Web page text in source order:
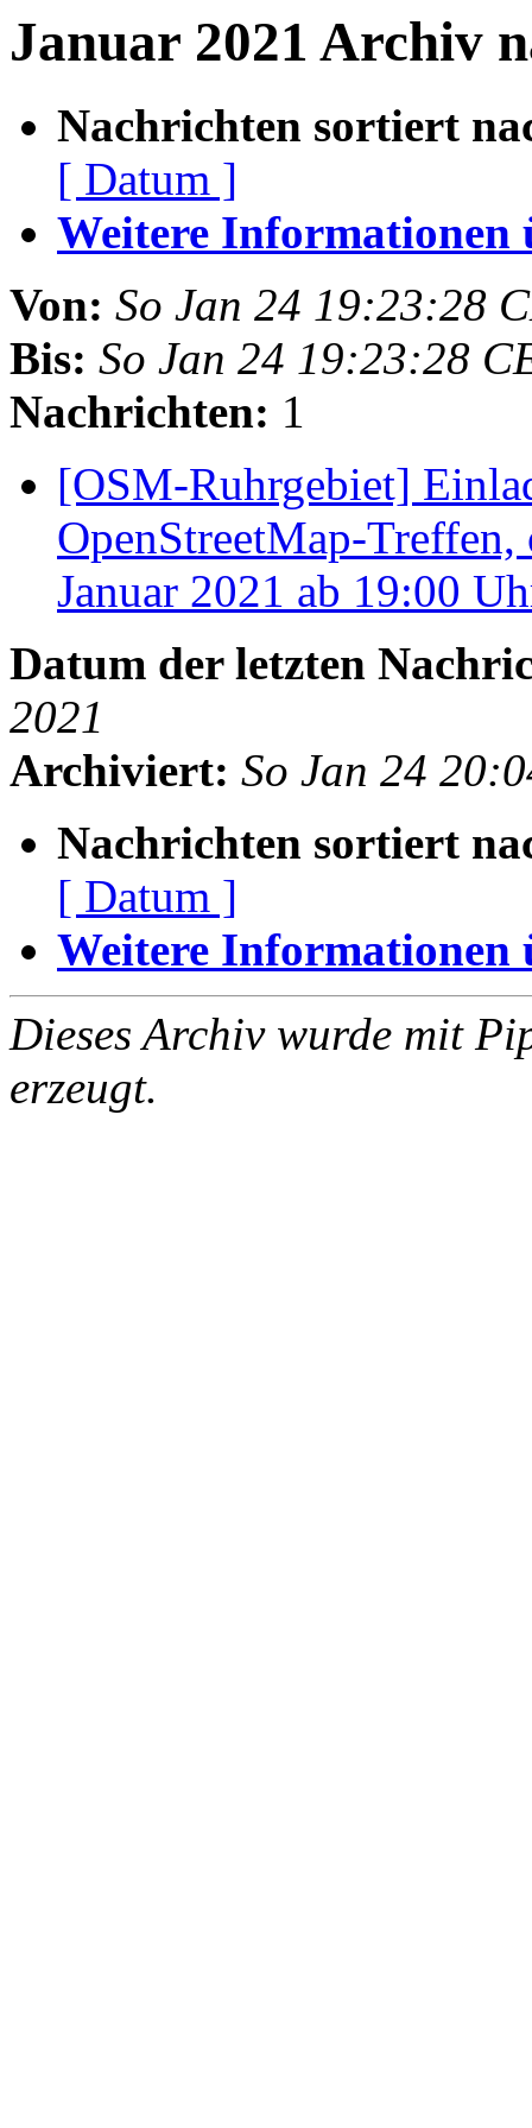
Januar 2021 Archiv
Nachrichten sortiert
[ Datum ]
Weitere Informationen
Von: So Jan 24 19:23:28
Bis: So Jan 24 19:23:28
Nachrichten: 1
[OSM-Ruhrgebiet]
OpenStreetMap-
Januar 2021 ab 19:00
Datum der letzten
2021
Archiviert: So Jan 24
Nachrichten sortiert
[ Datum ]
Weitere Informationen
Dieses Archiv wurde mit
erzeugt.